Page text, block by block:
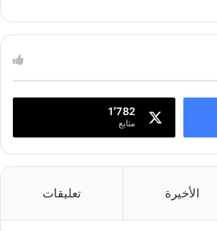
1٬782
متابع
الأخيرة تعليقات